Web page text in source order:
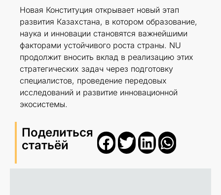
Новая Конституция открывает новый этап
развития Казахстана, в котором образование,
наука и инновации становятся важнейшими
факторами устойчивого роста страны. NU
продолжит вносить вклад в реализацию этих
стратегических задач через подготовку
специалистов, проведение передовых
исследований и развитие инновационной
экосистемы.
Поделиться
статьёй